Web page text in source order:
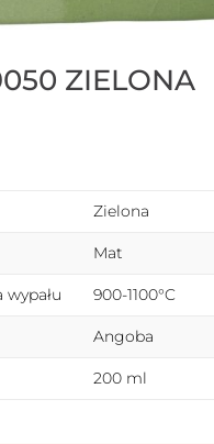
ZIELONA
Zielona
Mat
wypału 900-1100°C
Angoba
200 ml